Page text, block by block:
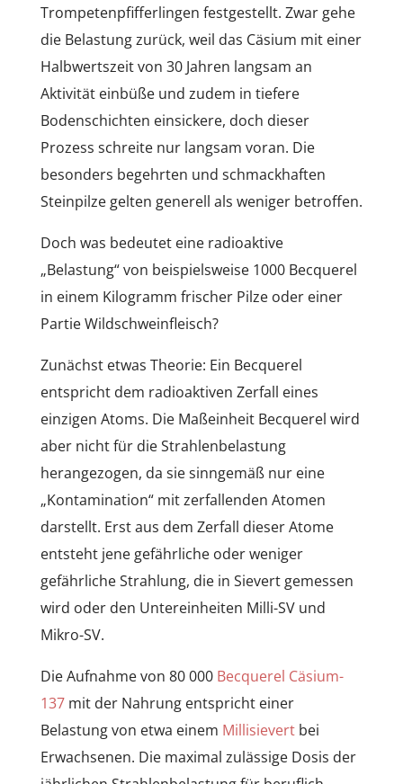
Trompetenpfifferlingen festgestellt. Zwar gehe
die Belastung zurück, weil das Cäsium mit einer
Halbwertszeit von 30 Jahren langsam an
Aktivität einbüße und zudem in tiefere
Bodenschichten einsickere, doch dieser
Prozess schreite nur langsam voran. Die
besonders begehrten und schmackhaften
Steinpilze gelten generell als weniger betroffen.
Doch was bedeutet eine radioaktive
„Belastung“ von beispielsweise 1000 Becquerel
in einem Kilogramm frischer Pilze oder einer
Partie Wildschweinfleisch?
Zunächst etwas Theorie: Ein Becquerel
entspricht dem radioaktiven Zerfall eines
einzigen Atoms. Die Maßeinheit Becquerel wird
aber nicht für die Strahlenbelastung
herangezogen, da sie sinngemäß nur eine
„Kontamination“ mit zerfallenden Atomen
darstellt. Erst aus dem Zerfall dieser Atome
entsteht jene gefährliche oder weniger
gefährliche Strahlung, die in Sievert gemessen
wird oder den Untereinheiten Milli-SV und
Mikro-SV.
Die Aufnahme von 80 000 Becquerel Cäsium-
137mit der Nahrung entspricht einer
Belastung von etwa einem Millisievertbei
Erwachsenen. Die maximal zulässige Dosis der